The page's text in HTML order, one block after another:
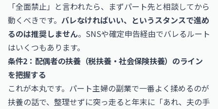
「全面禁止」と言われたら、まずパート先と相談してから
動くべきです。 バレなければいい、というスタンスで進め
るのは推奨しません。SNSや確定申告経由でバレるルート
はいくつもあります。
条件2：配偶者の扶養（税扶養・社会保険扶養）のライン
を把握する
これが本丸です。パート主婦の副業で一番よく揉めるのが
扶養の話で、整理せずに突っ走ると年末に「あれ、夫の手